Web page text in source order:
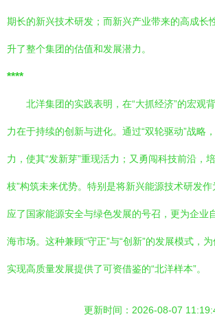
期长的新兴技术研发；而新兴产业带来的高成长
升了整个集团的估值和发展潜力。
****
北洋集团的实践表明，在“大抓经济”的宏观
力在于持续的创新与进化。通过“双轮驱动”战略
力，使其“发新芽”重现活力；又勇闯科技前沿，
枝”构筑未来优势。特别是将新兴能源技术研发
应了国家能源安全与绿色发展的号召，更为企业
海市场。这种兼顾“守正”与“创新”的发展模式，为
实现高质量发展提供了可资借鉴的“北洋样本”。
更新时间：2026-08-07